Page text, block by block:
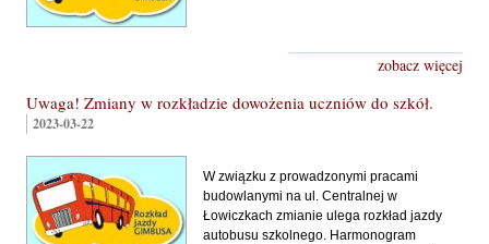
zobacz więcej
Uwaga! Zmiany w rozkładzie dowożenia uczniów do szkół.
2023-03-22
W związku z prowadzonymi pracami
budowlanymi na ul. Centralnej w
Łowiczkach zmianie ulega rozkład jazdy
autobusu szkolnego. Harmonogram